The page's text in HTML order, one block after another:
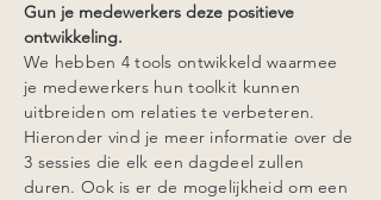
Gun je medewerkers deze positieve
ontwikkeling.
We hebben 4 tools ontwikkeld waarmee
je medewerkers hun toolkit kunnen
uitbreiden om relaties te verbeteren.
Hieronder vind je meer informatie over de
3 sessies die elk een dagdeel zullen
duren. Ook is er de mogelijkheid om een